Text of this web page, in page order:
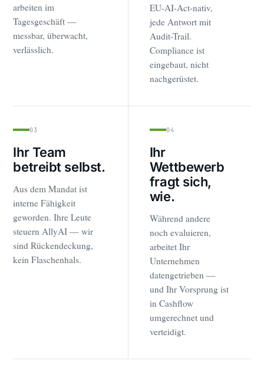
arbeiten im
Tagesgeschäft —
messbar, überwacht,
verlässlich.
EU-AI-Act-nativ,
jede Antwort mit
Audit-Trail.
Compliance ist
eingebaut, nicht
nachgerüstet.
03
Ihr Team
betreibt selbst.
Aus dem Mandat ist
interne Fähigkeit
geworden. Ihre Leute
steuern AllyAI — wir
sind Rückendeckung,
kein Flaschenhals.
04
Ihr
Wettbewerb
fragt sich,
wie.
Während andere
noch evaluieren,
arbeitet Ihr
Unternehmen
datengetrieben —
und Ihr Vorsprung ist
in Cashflow
umgerechnet und
verteidigt.